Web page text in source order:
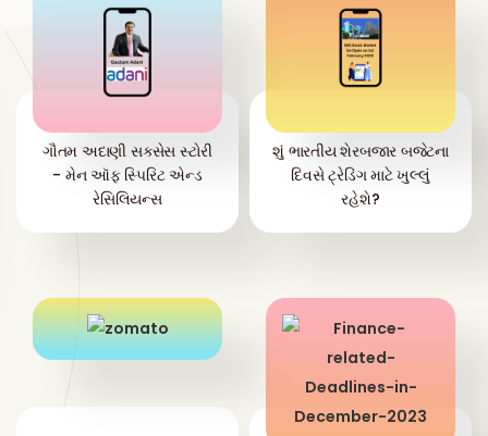
ગૌતમ અદાણી સક્સેસ સ્ટોરી
- મેન ઑફ સ્પિરિટ એન્ડ
રેસિલિયન્સ
શું ભારતીય શેરબજાર બજેટના
દિવસે ટ્રેડિંગ માટે ખુલ્લું
રહેશે?